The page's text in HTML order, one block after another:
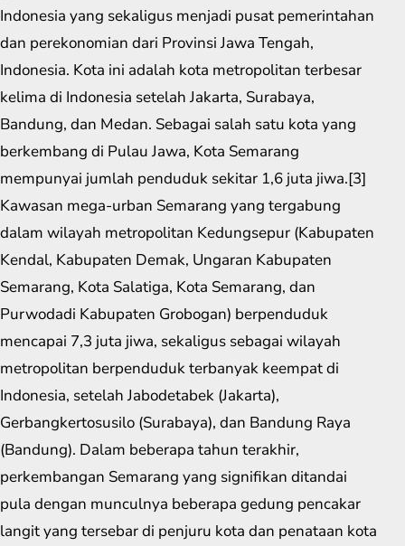
Indonesia yang sekaligus menjadi pusat pemerintahan
dan perekonomian dari Provinsi Jawa Tengah,
Indonesia. Kota ini adalah kota metropolitan terbesar
kelima di Indonesia setelah Jakarta, Surabaya,
Bandung, dan Medan. Sebagai salah satu kota yang
berkembang di Pulau Jawa, Kota Semarang
mempunyai jumlah penduduk sekitar 1,6 juta jiwa.[3]
Kawasan mega-urban Semarang yang tergabung
dalam wilayah metropolitan Kedungsepur (Kabupaten
Kendal, Kabupaten Demak, Ungaran Kabupaten
Semarang, Kota Salatiga, Kota Semarang, dan
Purwodadi Kabupaten Grobogan) berpenduduk
mencapai 7,3 juta jiwa, sekaligus sebagai wilayah
metropolitan berpenduduk terbanyak keempat di
Indonesia, setelah Jabodetabek (Jakarta),
Gerbangkertosusilo (Surabaya), dan Bandung Raya
(Bandung). Dalam beberapa tahun terakhir,
perkembangan Semarang yang signifikan ditandai
pula dengan munculnya beberapa gedung pencakar
langit yang tersebar di penjuru kota dan penataan kota